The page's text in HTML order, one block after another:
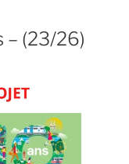
– (23/26)